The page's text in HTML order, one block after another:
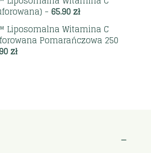
-65.90zł
Liposomalna Witamina C
Pomarańczowa 250
zł